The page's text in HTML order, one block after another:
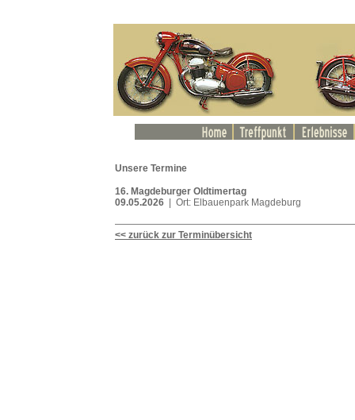
Unsere Termine
16. Magdeburger Oldtimertag
09.05.2026 | Ort: Elbauenpark Magdeburg
<< zurück zur Terminübersicht